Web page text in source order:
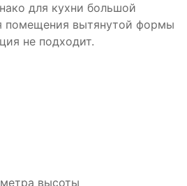
для кухни большой
помещения вытянутой формы
не подходит.